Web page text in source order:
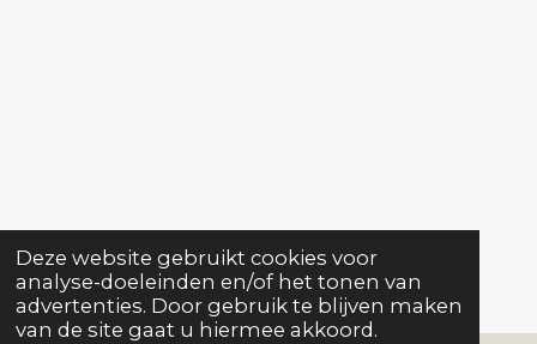
Deze website gebruikt cookies voor
analyse-doeleinden en/of het tonen van
advertenties. Door gebruik te blijven maken
van de site gaat u hiermee akkoord.